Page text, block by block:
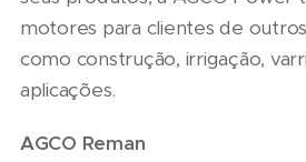
motores para clientes de
como construção, irrigação,
aplicações.
AGCO Reman